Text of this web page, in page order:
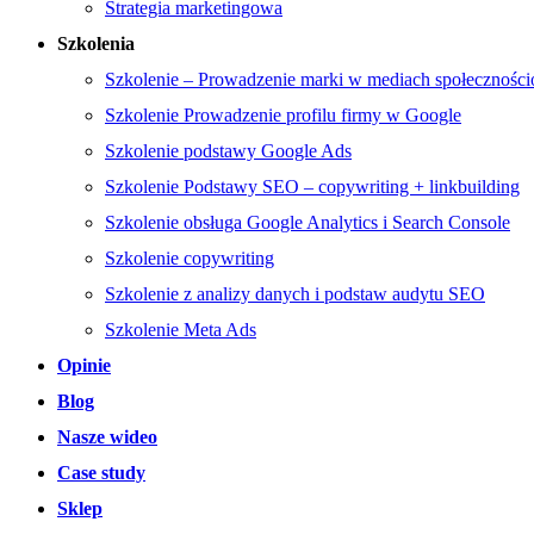
Strategia marketingowa
Szkolenia
Szkolenie – Prowadzenie marki w mediach
Szkolenie Prowadzenie profilu firmy w Google
Szkolenie podstawy Google Ads
Szkolenie Podstawy SEO – copywriting + linkbuilding
Szkolenie obsługa Google Analytics i Search Console
Szkolenie copywriting
Szkolenie z analizy danych i podstaw audytu SEO
Szkolenie Meta Ads
Opinie
Blog
Nasze wideo
Case study
Sklep